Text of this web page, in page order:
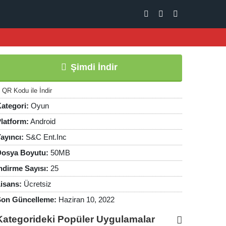
Şimdi İndir
QR Kodu ile İndir
Oyun
Android
S&C Ent.Inc
Boyutu: 50MB
Sayısı: 25
Ücretsiz
Güncelleme: Haziran 10, 2022
Popüler Uygulamalar